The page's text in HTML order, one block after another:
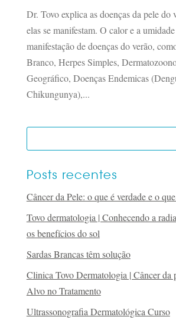
Dr. Tovo explica as doenças da pele do
elas se manifestam. O calor e a
manifestação de doenças do verão,
Branco, Herpes Simples,
Geográfico, Doenças Endemicas
Chikungunya),...
Posts recentes
Câncer da Pele: o que é verdade e o
Tovo dermatologia | Conhecendo a
os benefícios do sol
Sardas Brancas têm solução
Clinica Tovo Dermatologia | Câncer da
Alvo no Tratamento
Ultrassonografia Dermatológica Curso